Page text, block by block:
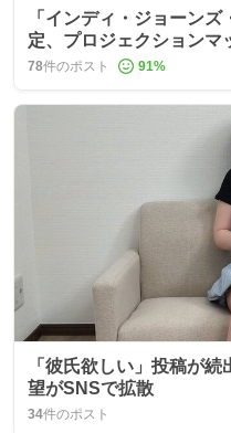
「インディ・ジョーン
定、プロジェクションマ
78件のポスト 91%
「彼氏欲しい」投稿が
望がSNSで拡散
34件のポスト